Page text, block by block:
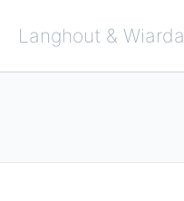
inhoudLanghout & Wiarda